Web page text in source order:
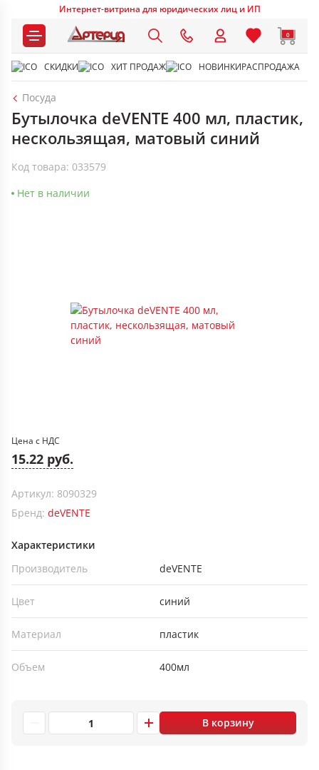
Интернет-витрина для юридических лиц и ИП
0
СКИДКИ ХИТ ПРОДАЖ НОВИНКИРАСПРОДАЖА
Посуда
Бутылочка deVENTE 400 мл, пластик,
нескользящая, матовый синий
Код товара: 033579
Нет в наличии
Цена с НДС
15.22 руб.
Артикул: 8090329
Бренд: deVENTE
Характеристики
Производитель
deVENTE
Цвет синий
Материал пластик
Объем 400мл
В корзину